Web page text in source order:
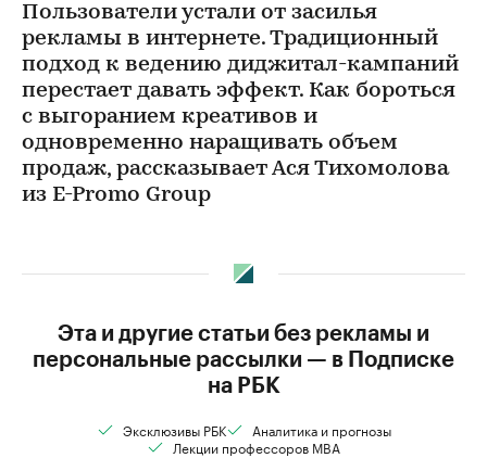
Пользователи устали от засилья
рекламы в интернете. Традиционный
подход к ведению диджитал-кампаний
перестает давать эффект. Как бороться
с выгоранием креативов и
одновременно наращивать объем
продаж, рассказывает Ася Тихомолова
из E-Promo Group
Эта и другие статьи без рекламы и
персональные рассылки — в Подписке
на РБК
Эксклюзивы РБК
Аналитика и прогнозы
Лекции профессоров MBA